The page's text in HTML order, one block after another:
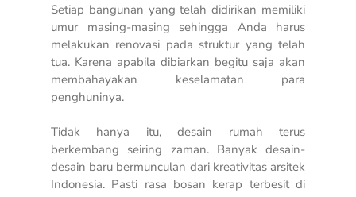
Setiap bangunan yang telah didirikan memiliki
umur masing-masing sehingga Anda harus
melakukan renovasi pada struktur yang telah
tua. Karena apabila dibiarkan begitu saja akan
membahayakan keselamatan para
penghuninya.
Tidak hanya itu, desain rumah terus
berkembang seiring zaman. Banyak desain-
desain baru bermunculan dari kreativitas arsitek
Indonesia. Pasti rasa bosan kerap terbesit di